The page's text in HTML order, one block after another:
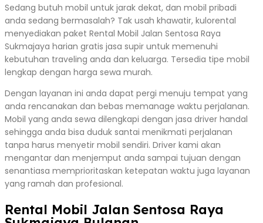
Sedang butuh mobil untuk jarak dekat, dan mobil pribadi
anda sedang bermasalah? Tak usah khawatir, kulorental
menyediakan paket Rental Mobil Jalan Sentosa Raya
Sukmajaya harian gratis jasa supir untuk memenuhi
kebutuhan traveling anda dan keluarga. Tersedia tipe mobil
lengkap dengan harga sewa murah.
Dengan layanan ini anda dapat pergi menuju tempat yang
anda rencanakan dan bebas memanage waktu perjalanan.
Mobil yang anda sewa dilengkapi dengan jasa driver handal
sehingga anda bisa duduk santai menikmati perjalanan
tanpa harus menyetir mobil sendiri. Driver kami akan
mengantar dan menjemput anda sampai tujuan dengan
senantiasa memprioritaskan ketepatan waktu juga layanan
yang ramah dan profesional.
Rental Mobil Jalan Sentosa Raya